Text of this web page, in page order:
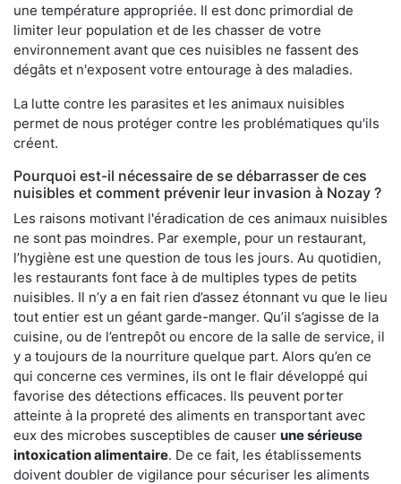
une température appropriée. Il est donc primordial de
limiter leur population et de les chasser de votre
environnement avant que ces nuisibles ne fassent des
dégâts et n'exposent votre entourage à des maladies.
La lutte contre les parasites et les animaux nuisibles
permet de nous protéger contre les problématiques qu'ils
créent.
Pourquoi est-il nécessaire de se débarrasser de ces
nuisibles et comment prévenir leur invasion à Nozay ?
Les raisons motivant l'éradication de ces animaux nuisibles
ne sont pas moindres. Par exemple, pour un restaurant,
l’hygiène est une question de tous les jours. Au quotidien,
les restaurants font face à de multiples types de petits
nuisibles. Il n’y a en fait rien d’assez étonnant vu que le lieu
tout entier est un géant garde-manger. Qu’il s’agisse de la
cuisine, ou de l’entrepôt ou encore de la salle de service, il
y a toujours de la nourriture quelque part. Alors qu’en ce
qui concerne ces vermines, ils ont le flair développé qui
favorise des détections efficaces. Ils peuvent porter
atteinte à la propreté des aliments en transportant avec
eux des microbes susceptibles de causer une sérieuse
intoxication alimentaire. De ce fait, les établissements
doivent doubler de vigilance pour sécuriser les aliments